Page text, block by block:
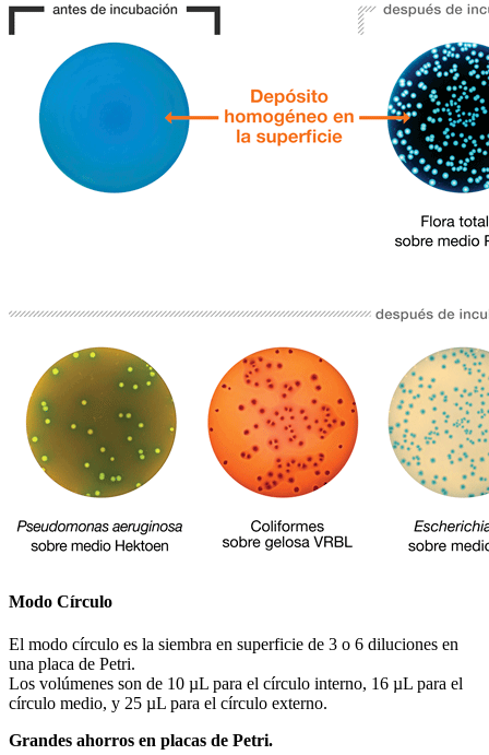
Modo Círculo
El modo círculo es la siembra en superficie de 3 o 6 diluciones en
una placa de Petri.
Los volúmenes son de 10 µL para el círculo interno, 16 µL para el
círculo medio, y 25 µL para el círculo externo.
Grandes ahorros en placas de Petri.